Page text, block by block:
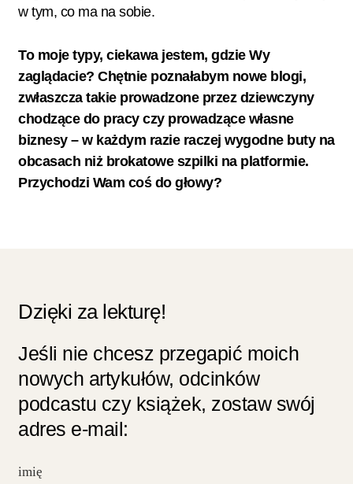
w tym, co ma na sobie.
To moje typy, ciekawa jestem, gdzie Wy
zaglądacie? Chętnie poznałabym nowe blogi,
zwłaszcza takie prowadzone przez dziewczyny
chodzące do pracy czy prowadzące własne
biznesy – w każdym razie raczej wygodne buty na
obcasach niż brokatowe szpilki na platformie.
Przychodzi Wam coś do głowy?
Dzięki za lekturę!
Jeśli nie chcesz przegapić moich
nowych artykułów, odcinków
podcastu czy książek, zostaw swój
adres e-mail: